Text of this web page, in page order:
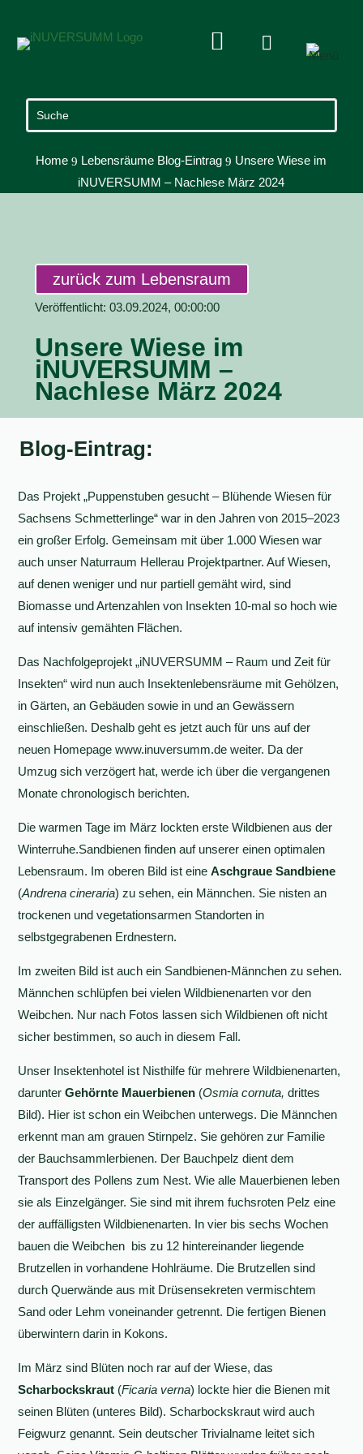
 
Home 9 Lebensräume Blog-Eintrag 9 Unsere Wiese im
iNUVERSUMM – Nachlese März 2024
zurück zum Lebensraum
Veröffentlicht: 03.09.2024, 00:00:00
Unsere Wiese im
iNUVERSUMM –
Nachlese März 2024
Blog-Eintrag:
Das Projekt „Puppenstuben gesucht – Blühende Wiesen für
Sachsens Schmetterlinge“ war in den Jahren von 2015–2023
ein großer Erfolg. Gemeinsam mit über 1.000 Wiesen war
auch unser Naturraum Hellerau Projektpartner. Auf Wiesen,
auf denen weniger und nur partiell gemäht wird, sind
Biomasse und Artenzahlen von Insekten 10-mal so hoch wie
auf intensiv gemähten Flächen.
Das Nachfolgeprojekt „iNUVERSUMM – Raum und Zeit für
Insekten“ wird nun auch Insektenlebensräume mit Gehölzen,
in Gärten, an Gebäuden sowie in und an Gewässern
einschließen. Deshalb geht es jetzt auch für uns auf der
neuen Homepage www.inuversumm.de weiter. Da der
Umzug sich verzögert hat, werde ich über die vergangenen
Monate chronologisch berichten.
Die warmen Tage im März lockten erste Wildbienen aus der
Winterruhe.Sandbienen finden auf unserer einen optimalen
Lebensraum. Im oberen Bild ist eineAschgraue Sandbiene
(Andrena cineraria) zu sehen, ein Männchen. Sie nisten an
trockenen und vegetationsarmen Standorten in
selbstgegrabenen Erdnestern.
Im zweiten Bild ist auch ein Sandbienen-Männchen zu sehen.
Männchen schlüpfen bei vielen Wildbienenarten vor den
Weibchen. Nur nach Fotos lassen sich Wildbienen oft nicht
sicher bestimmen, so auch in diesem Fall.
Unser Insektenhotel ist Nisthilfe für mehrere Wildbienenarten,
darunterGehörnte Mauerbienen (Osmia cornuta,drittes
Bild). Hier ist schon ein Weibchen unterwegs. Die Männchen
erkennt man am grauen Stirnpelz. Sie gehören zur Familie
der Bauchsammlerbienen. Der Bauchpelz dient dem
Transport des Pollens zum Nest. Wie alle Mauerbienen leben
sie als Einzelgänger. Sie sind mit ihrem fuchsroten Pelz eine
der auffälligsten Wildbienenarten. In vier bis sechs Wochen
bauen die Weibchen bis zu 12 hintereinander liegende
Brutzellen in vorhandene Hohlräume. Die Brutzellen sind
durch Querwände aus mit Drüsensekreten vermischtem
Sand oder Lehm voneinander getrennt. Die fertigen Bienen
überwintern darin in Kokons.
Im März sind Blüten noch rar auf der Wiese, das
Scharbockskraut (Ficaria verna) lockte hier die Bienen mit
seinen Blüten (unteres Bild). Scharbockskraut wird auch
Feigwurz genannt. Sein deutscher Trivialname leitet sich